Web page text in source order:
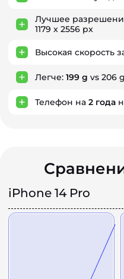
Лучшее
1179 x 2556 px
Высокая скорость
Легче: 199 g vs 206 g
Телефон на 2 года
iPhone 14 Pro